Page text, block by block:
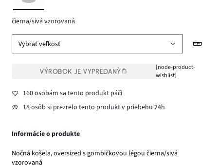
čierna/sivá vzorovaná
Vybrať veľkosť
VÝROBOK JE VYPREDANÝ
[node-product-
wishlist]
160 osobám sa tento produkt páči
18 osôb si prezrelo tento produkt v priebehu 24h
Informácie o produkte
Nočná košeľa, oversized s gombičkovou légou čierna/sivá
vzorovaná